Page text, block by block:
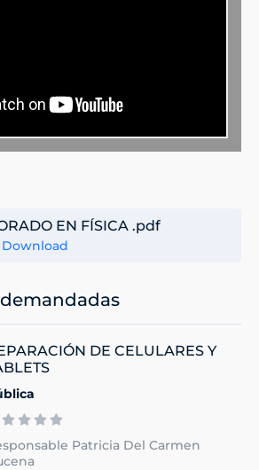
EN FÍSICA .pdf
Download
DE CELULARES Y
Patricia Del Carmen